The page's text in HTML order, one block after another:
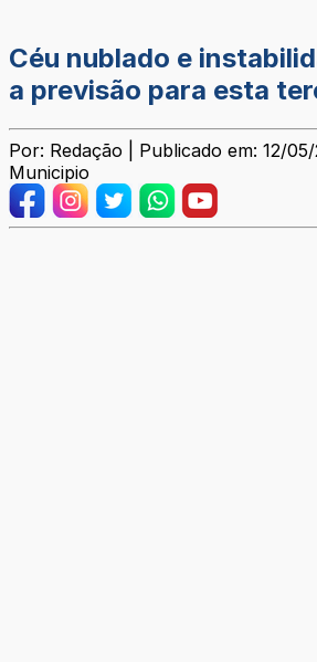
Céu nublado e
a previsão para esta
Por: Redação | Publicado em: 12/
Municipio